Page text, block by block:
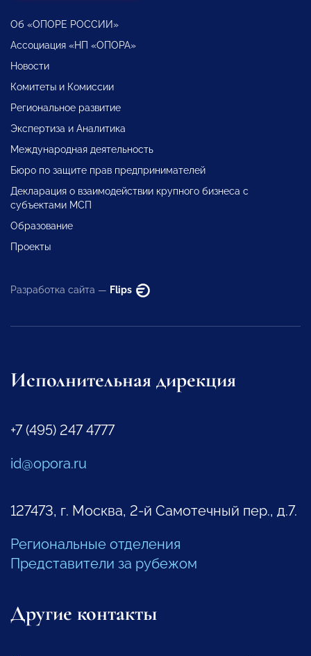
Об «ОПОРЕ РОССИИ»
Ассоциация «НП «ОПОРА»
Новости
Комитеты и Комиссии
Региональное развитие
Экспертиза и Аналитика
Международная деятельность
Бюро по защите прав предпринимателей
Декларация о взаимодействии крупного бизнеса с
субъектами МСП
Образование
Проекты
Разработка сайта — Flips
Исполнительная дирекция
+7 (495) 247 4777
id@opora.ru
127473, г. Москва, 2-й Самотечный пер., д.7.
Региональные отделения
Представители за рубежом
Другие контакты